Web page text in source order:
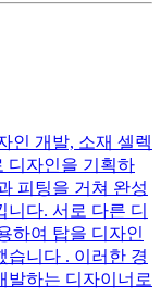
인 개발, 소재 셀렉
디자인을 기획하
피팅을 거쳐 완성
다. 서로 다른 디
하여 탑을 디자인
습니다 . 이러한 경
발하는 디자이너로